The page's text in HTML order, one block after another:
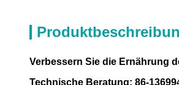
Verbessern Sie die Ernährung
Technische Beratung: 86-